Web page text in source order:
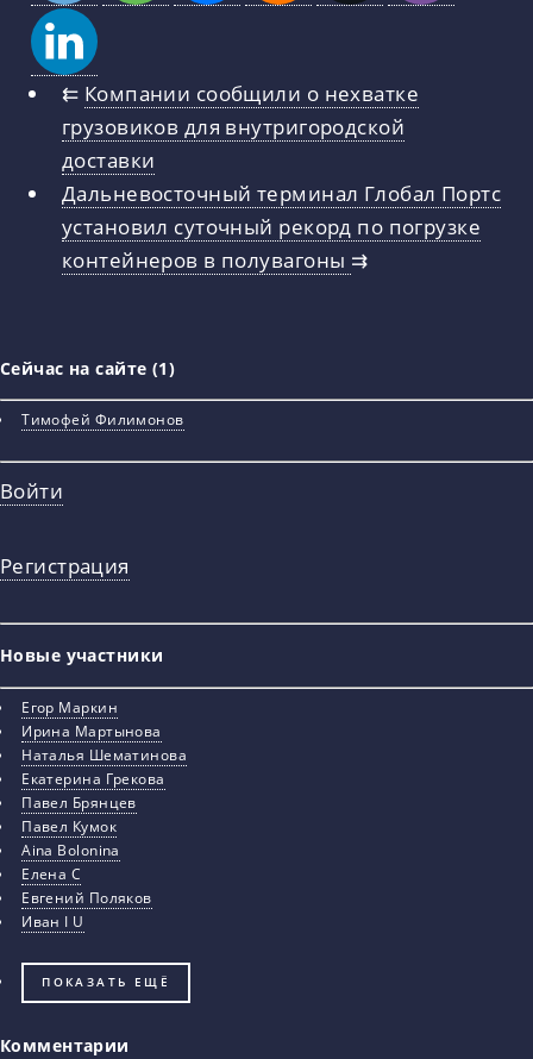
⇇ Компании сообщили о нехватке
грузовиков для внутригородской
доставки
Дальневосточный терминал Глобал Портс
установил суточный рекорд по погрузке
контейнеров в полувагоны ⇉
Сейчас на сайте (1)
Тимофей Филимонов
Войти
Регистрация
Новые участники
Егор Маркин
Ирина Мартынова
Наталья Шематинова
Екатерина Грекова
Павел Брянцев
Павел Кумок
Aina Bolonina
Елена С
Евгений Поляков
Иван I U
ПОКАЗАТЬ ЕЩЁ
Комментарии